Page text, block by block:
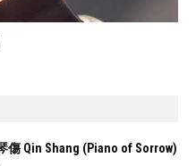
傷 Qin Shang (Piano of Sorrow)